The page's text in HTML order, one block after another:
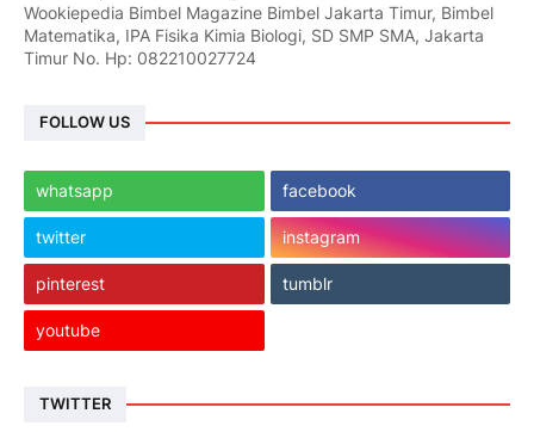
Wookiepedia Bimbel Magazine Bimbel Jakarta Timur, Bimbel
Matematika, IPA Fisika Kimia Biologi, SD SMP SMA, Jakarta
Timur No. Hp: 082210027724
FOLLOW US
whatsapp facebook
twitter instagram
pinterest tumblr
youtube
TWITTER